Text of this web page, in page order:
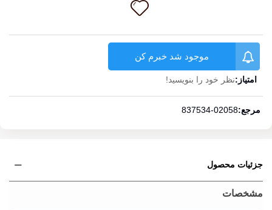
موجود شد خبرم کن
امتیاز:نظر خود را بنویسید!
مرجع:837534-02058
جزئیات محصول
مشخصات